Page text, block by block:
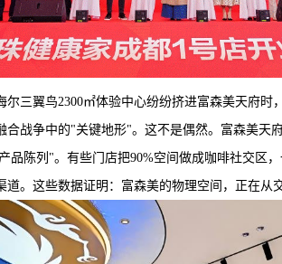
尔三翼鸟2300㎡体验中心纷纷挤进富森美天府时
合战争中的"关键地形"。这不是偶然。富森美天
品陈列"。有些门店把90%空间做成咖啡社交区
。这些数据证明：富森美的物理空间，正在从